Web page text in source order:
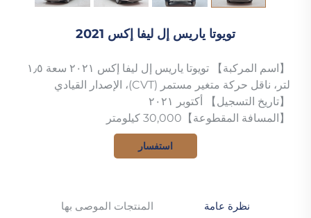
تويوتا ياريس إل ليفا إكس 2021
【اسم المركبة】 تويوتا ياريس إل ليفا إكس ٢٠٢١ سعة ١٫٥
لتر، ناقل حركة متغير مستمر (CVT)، الإصدار القيادي
【تاريخ التسجيل】 أكتوبر ٢٠٢١
【المسافة المقطوعة】30,000 كيلومتر
استفسار
نظرة عامة المنتجات الموصى بها